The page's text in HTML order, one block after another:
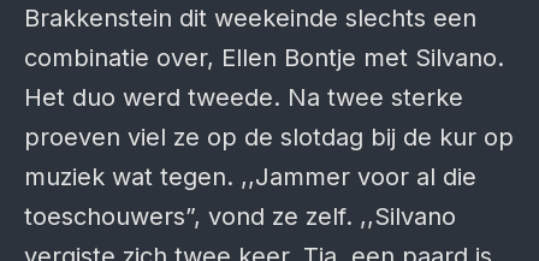
Brakkenstein dit weekeinde slechts een
combinatie over, Ellen Bontje met Silvano.
Het duo werd tweede. Na twee sterke
proeven viel ze op de slotdag bij de kur op
muziek wat tegen. ,,Jammer voor al die
toeschouwers”, vond ze zelf. ,,Silvano